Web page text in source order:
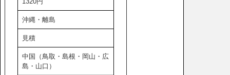
沖縄・離島
見積
中国（鳥取・島根・岡山・広
島・山口）